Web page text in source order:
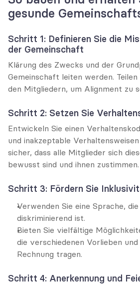
gesunde
Schritt 1: Definieren Sie die
der Gemeinschaft
Klärung des Zwecks und der
Gemeinschaft leiten werden.
den Mitgliedern, um Alignment zu
Schritt 2: Setzen Sie
Entwickeln Sie einen
und inakzeptable
sicher, dass alle Mitglieder sich
bewusst sind und ihnen zustimmen.
Schritt 3: Fördern Sie
Verwenden Sie eine Sprache,
diskriminierend ist.
Bieten Sie vielfältige
die verschiedenen Vorlieben und
Rechnung tragen.
Schritt 4: Anerkennung und